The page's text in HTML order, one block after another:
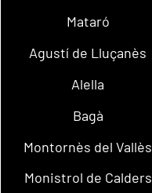
Mataró
Agustí de Lluçanès
Alella
Bagà
Montornès del Vallès
Monistrol de Calders